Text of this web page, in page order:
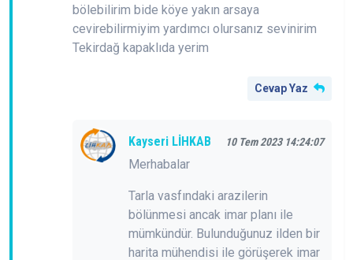
bölebilirim bide köye yakın arsaya
cevirebilirmiyim yardımcı olursanız sevinirim
Tekirdağ kapaklıda yerim
Cevap Yaz
Kayseri LİHKAB 10 Tem 2023 14:24:07
Merhabalar
Tarla vasfındaki arazilerin
bölünmesi ancak imar planı ile
mümkündür. Bulunduğunuz ilden bir
harita mühendisi ile görüşerek imar